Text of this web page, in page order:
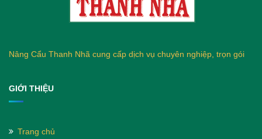
Nâng Cẩu Thanh Nhã cung cấp dịch vụ chuyên nghiệp, trọn gói
GIỚI THIỆU
Trang chủ